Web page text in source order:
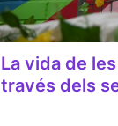
La vida de
través dels